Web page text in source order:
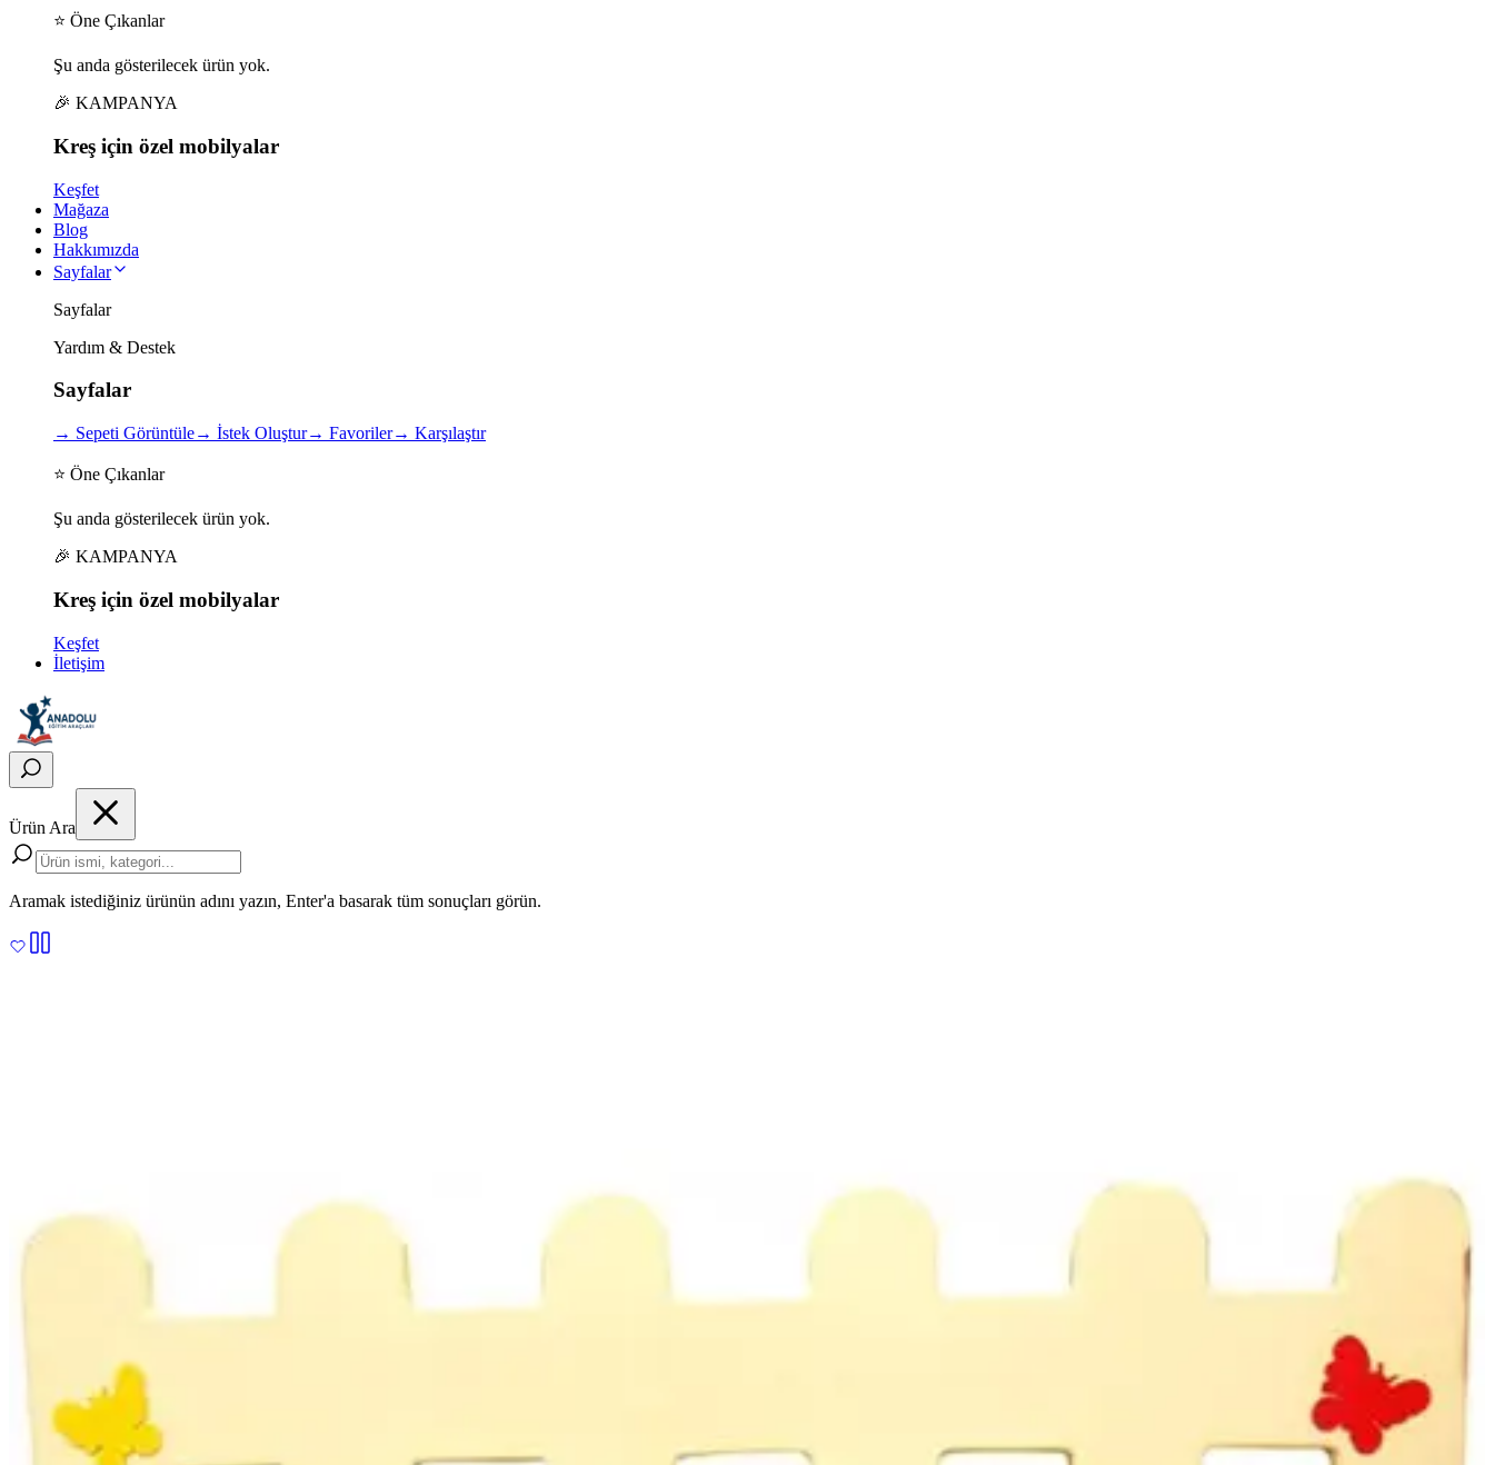
⭐ Öne Çıkanlar
Şu anda gösterilecek ürün yok.
🎉 KAMPANYA
Kreş için özel mobilyalar
Keşfet
Mağaza
Blog
Hakkımızda
Sayfalar
Sayfalar
Yardım & Destek
Sayfalar
→ Sepeti Görüntüle→ İstek Oluştur→ Favoriler→ Karşılaştır
⭐ Öne Çıkanlar
Şu anda gösterilecek ürün yok.
🎉 KAMPANYA
Kreş için özel mobilyalar
Keşfet
İletişim
Ürün Ara
Aramak istediğiniz ürünün adını yazın, Enter'a basarak tüm sonuçları görün.